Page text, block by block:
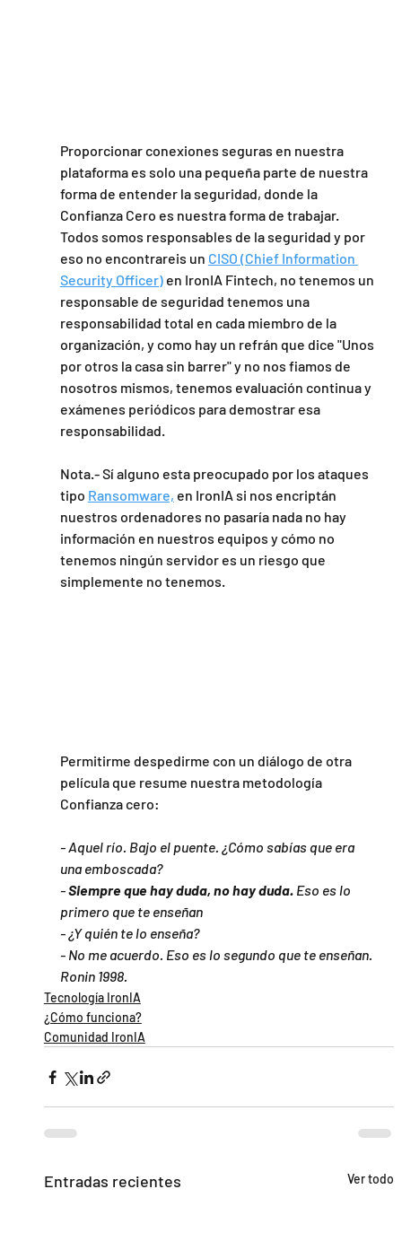
Proporcionar conexiones seguras en nuestra
plataforma es solo una pequeña parte de nuestra
forma de entender la seguridad, donde la
Confianza Cero es nuestra forma de trabajar.
Todos somos responsables de la seguridad y por
eso no encontrareis un CISO (Chief Information
Security Officer) en IronIA Fintech, no tenemos un
responsable de seguridad tenemos una
responsabilidad total en cada miembro de la
organización, y como hay un refrán que dice "Unos
por otros la casa sin barrer" y no nos fiamos de
nosotros mismos, tenemos evaluación continua y
exámenes periódicos para demostrar esa
responsabilidad.
Nota.- Sí alguno esta preocupado por los ataques
tipo Ransomware, en IronIA si nos encriptán
nuestros ordenadores no pasaría nada no hay
información en nuestros equipos y cómo no
tenemos ningún servidor es un riesgo que
simplemente no tenemos.
Permitirme despedirme con un diálogo de otra
película que resume nuestra metodología
Confianza cero:
- Aquel río. Bajo el puente. ¿Cómo sabías que era
una emboscada?
- Siempre que hay duda, no hay duda. Eso es lo
primero que te enseñan
- ¿Y quién te lo enseña?
- No me acuerdo. Eso es lo segundo que te enseñan.
Ronin 1998.
Tecnología IronIA
¿Cómo funciona?
Comunidad IronIA
Entradas recientes Ver todo